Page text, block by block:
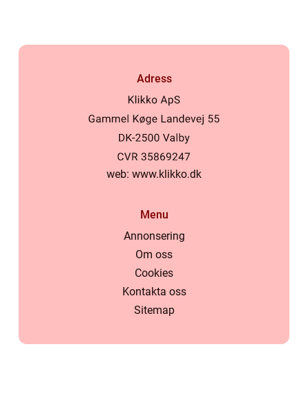
Adress
web: www.klikko.dk
Menu
Annonsering
Om oss
Cookies
Kontakta oss
Sitemap